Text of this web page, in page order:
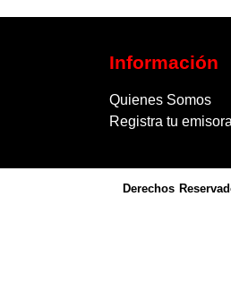
Información
Quienes Somos
Registra tu emisora
Derechos